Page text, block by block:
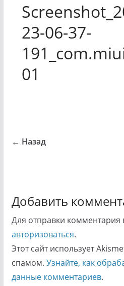
23-06-37-
01
← Назад
Добавить
Для отправки
авторизоваться.
Этот сайт использует
спамом. Узнайте, как
данные комментариев.